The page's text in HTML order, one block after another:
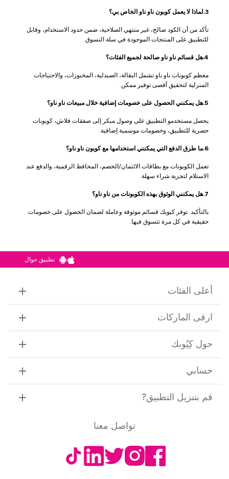
3.لماذا لا يعمل كوبون ناو ناو الخاص بي؟
تأكد من أن الكود صالح، غير منتهي الصلاحية، ضمن حدود الاستخدام، وقابل
للتطبيق على المنتجات الموجودة في سلة التسوق.
4.هل قسائم ناو ناو صالحة لجميع الفئات؟
معظم كوبونات ناو ناو تشمل البقالة، الصيدلية، المخبوزات، والاحتياجات
المنزلية لتحقيق أقصى توفير ممكن.
5.هل يمكنني الحصول على خصومات إضافية خلال مبيعات ناو ناو؟
يحصل مستخدمو التطبيق على وصول مبكر إلى صفقات فلاش، كوبونات
حصرية للتطبيق، وخصومات موسمية إضافية.
6.ما طرق الدفع التي يمكنني استخدامها مع كوبون ناو ناو؟
تعمل الكوبونات مع بطاقات الائتمان/الخصم، المحافظ الرقمية، والدفع عند
الاستلام لتجربة شراء سهلة.
7.هل يمكنني الوثوق بهذه الكوبونات من ناو ناو؟
بالتأكيد. توفر كيوبك قسائم موثوقة وعاملة لضمان الحصول على خصومات
حقيقية في كل مرة تتسوق فيها.
تطبيق جوال
أعلى الفئات
ارقى الماركات
حول كِيُوبك
حسابي
قم بتنزيل التطبيق?
تواصل معنا